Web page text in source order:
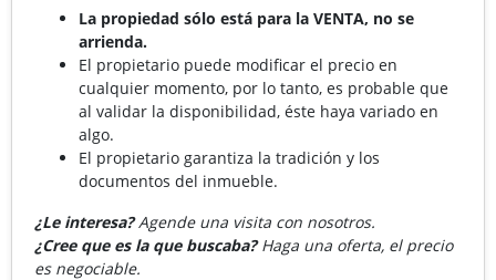
La propiedad sólo está para la VENTA, no se
arrienda.
El propietario puede modificar el precio en
cualquier momento, por lo tanto, es probable que
al validar la disponibilidad, éste haya variado en
algo.
El propietario garantiza la tradición y los
documentos del inmueble.
¿Le interesa?Agende una visita con nosotros.
¿Cree que es la que buscaba?Haga una oferta, el precio
es negociable.